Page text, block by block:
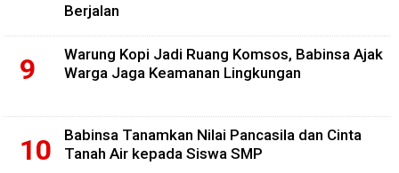
Berjalan
Warung Kopi Jadi Ruang Komsos, Babinsa Ajak
Warga Jaga Keamanan Lingkungan
Babinsa Tanamkan Nilai Pancasila dan Cinta
Tanah Air kepada Siswa SMP